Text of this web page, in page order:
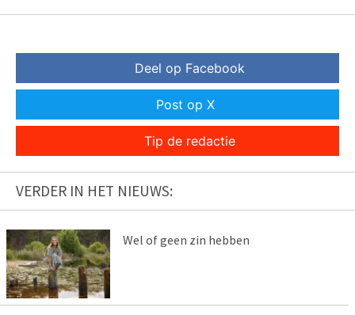
Deel op Facebook
Post op X
Tip de redactie
VERDER IN HET NIEUWS:
Wel of geen zin hebben